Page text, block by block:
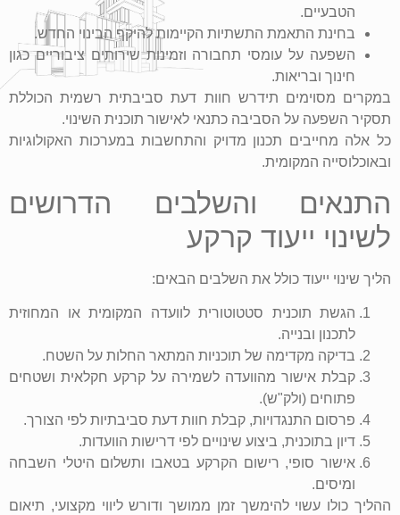
הטבעיים.
בחינת התאמת התשתיות הקיימות להיקף הבינוי החדש.
השפעה על עומסי תחבורה וזמינות שירותים ציבוריים כגון
חינוך ובריאות.
במקרים מסוימים תידרש חוות דעת סביבתית רשמית הכוללת
תסקיר השפעה על הסביבה כתנאי לאישור תוכנית השינוי.
כל אלה מחייבים תכנון מדויק והתחשבות במערכות האקולוגיות
ובאוכלוסייה המקומית.
התנאים והשלבים הדרושים
לשינוי ייעוד קרקע
הליך שינוי ייעוד כולל את השלבים הבאים:
הגשת תוכנית סטטוטורית לוועדה המקומית או המחוזית
לתכנון ובנייה.
בדיקה מקדימה של תוכניות המתאר החלות על השטח.
קבלת אישור מהוועדה לשמירה על קרקע חקלאית ושטחים
פתוחים (ולק"ש).
פרסום התנגדויות, קבלת חוות דעת סביבתיות לפי הצורך.
דיון בתוכנית, ביצוע שינויים לפי דרישות הוועדות.
אישור סופי, רישום הקרקע בטאבו ותשלום היטלי השבחה
ומיסים.
ההליך כולו עשוי להימשך זמן ממושך ודורש ליווי מקצועי, תיאום